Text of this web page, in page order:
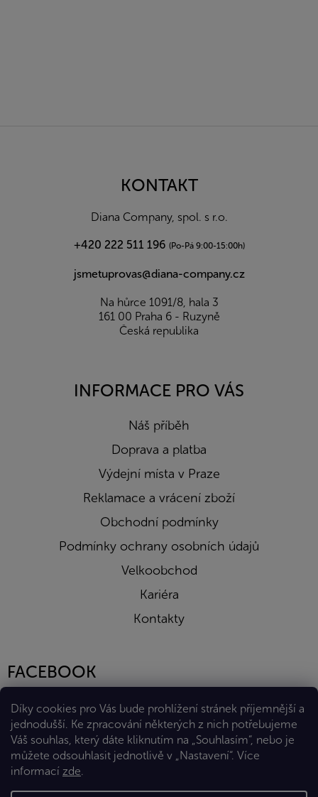
Díky cookies pro Vás bude prohlížení stránek příjemnější a
jednodušší. Ke zpracování některých z nich potřebujeme
Váš souhlas, který dáte kliknutím na „Souhlasím“, nebo je
můžete odsouhlasit jednotlivě v „Nastavení“. Více
informací zde.
KONTAKT
Diana Company, spol. s r.o.
+420 222 511 196 (Po-Pá 9:00-15:00h)
jsmetuprovas@diana-company.cz
Na hůrce 1091/8, hala 3
161 00 Praha 6 - Ruzyně
Česká republika
INFORMACE PRO VÁS
Náš příběh
Doprava a platba
Výdejní místa v Praze
Reklamace a vrácení zboží
Obchodní podmínky
Podmínky ochrany osobních údajů
Velkoobchod
Kariéra
Kontakty
FACEBOOK